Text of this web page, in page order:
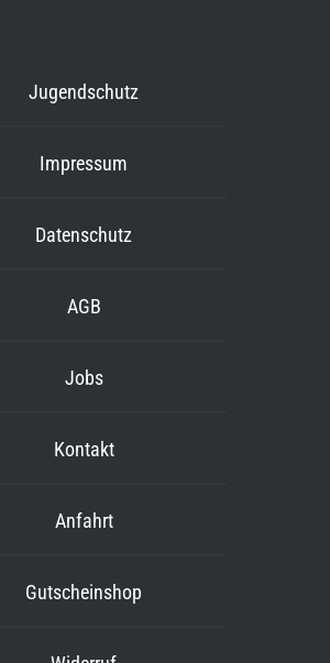
Jugendschutz
Impressum
Datenschutz
AGB
Jobs
Kontakt
Anfahrt
Gutscheinshop